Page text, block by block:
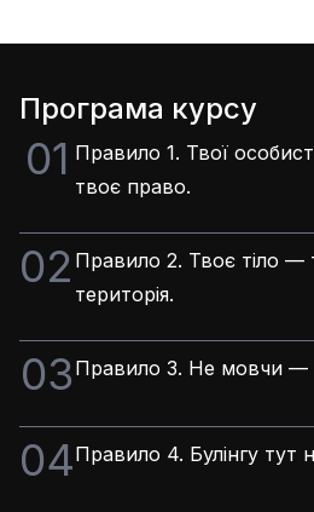
Програма курсу
01 Правило 1. Твої
твоє право.
02 Правило 2. Твоє тіло —
територія.
03 Правило 3. Не мовчи —
04Правило 4. Булінгу тут